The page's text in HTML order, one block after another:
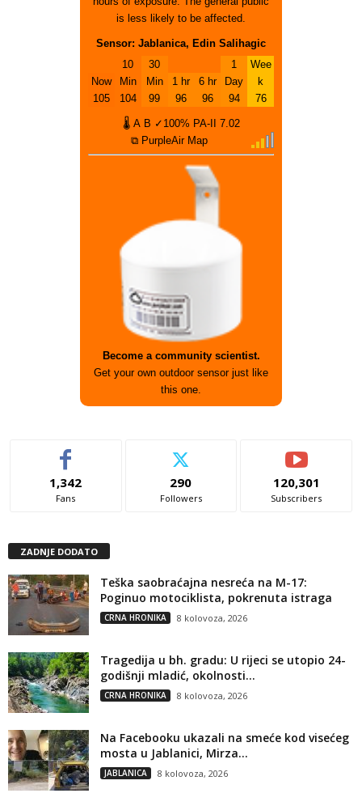
is less likely to be affected.
Sensor: Jablanica, Edin Salihagic
Now
105
10
Min
104
30
Min
99
1 hr
96
6 hr
96
1
Day
94
Wee
k
76
🌡 A B ✓100% PA-II
7.02
⧉ PurpleAir Map
Become a community scientist.
Get your own outdoor sensor just like
this one.
1,342
Fans
290
Followers
120,301
Subscribers
ZADNJE DODATO
Teška saobraćajna nesreća na M-17:
Poginuo motociklista, pokrenuta istraga
CRNA HRONIKA 8 kolovoza, 2026
Tragedija u bh. gradu: U rijeci se utopio 24-
godišnji mladić, okolnosti...
CRNA HRONIKA 8 kolovoza, 2026
Na Facebooku ukazali na smeće kod visećeg
mosta u Jablanici, Mirza...
JABLANICA 8 kolovoza, 2026